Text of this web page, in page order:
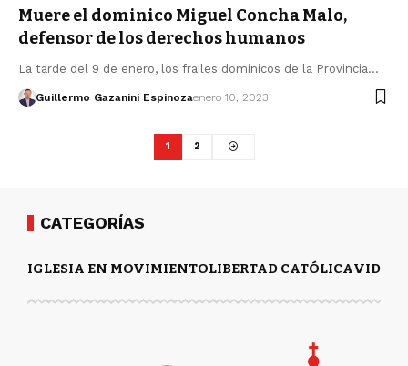
Muere el dominico Miguel Concha Malo,
defensor de los derechos humanos
La tarde del 9 de enero, los frailes dominicos de la Provincia…
Guillermo Gazanini Espinozaenero 10, 2023
1 2
CATEGORÍAS
IGLESIA EN MOVIMIENTOLIBERTAD CATÓLICAVIDA